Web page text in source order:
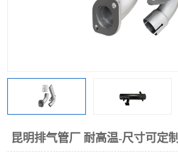
昆明排气管厂 耐高温-尺寸可定制